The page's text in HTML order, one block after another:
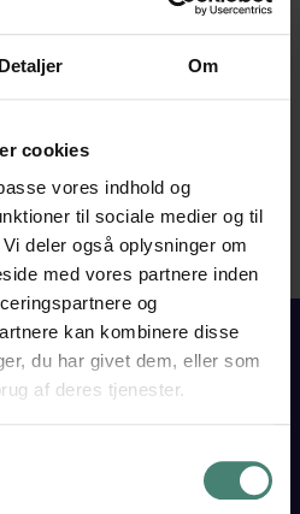
Detaljer Om
cookies
vores indhold og
til sociale medier og til
deler også oplysninger om
med vores partnere inden
og
kan kombinere disse
du har givet dem, eller som
af deres tjenester.
· Kemi